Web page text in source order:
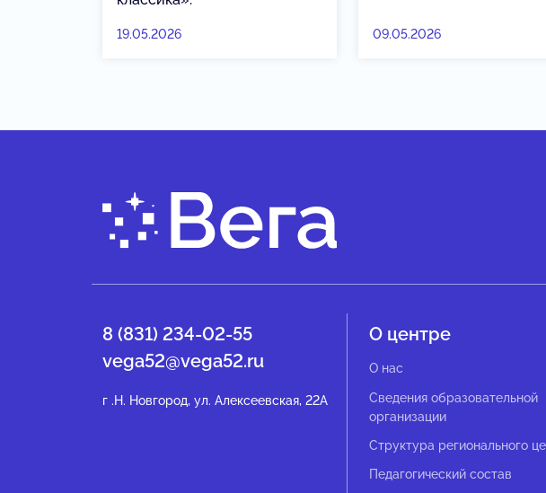
19.05.2026 09.05.2026
8 (831) 234-02-55
vega52@vega52.ru
г .Н. Новгород, ул. Алексеевская, 22А
О центре
О нас
Сведения образовательной
организации
Структура регионального
Педагогический состав